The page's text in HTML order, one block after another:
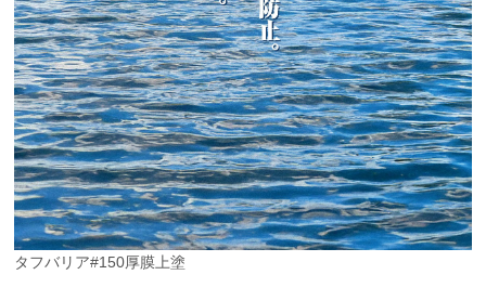
タフバリア#150厚膜上塗